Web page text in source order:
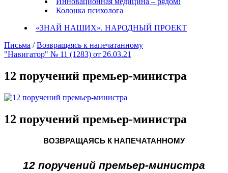
Колонка психолога
«ЗНАЙ НАШИХ». НАРОДНЫЙ ПРОЕКТ
Письма /Возвращаясь к напечатанному
"Навигатор" № 11 (1283) от 26.03.21
12 поручений премьер-министра
12 поручений премьер-министра
ВОЗВРАЩАЯСЬ К НАПЕЧАТАННОМУ
12 поручений премьер-министра